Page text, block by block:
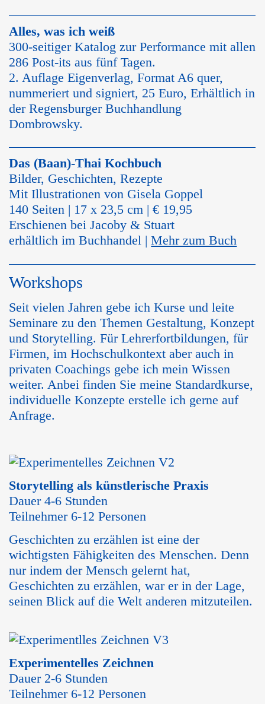
Alles, was ich weiß
300-seitiger Katalog zur Performance mit allen
286 Post-its aus fünf Tagen.
2. Auflage Eigenverlag, Format A6 quer,
nummeriert und signiert, 25 Euro, Erhältlich in
der Regensburger Buchhandlung
Dombrowsky.
Das (Baan)-Thai Kochbuch
Bilder, Geschichten, Rezepte
Mit Illustrationen von Gisela Goppel
140 Seiten | 17 x 23,5 cm | € 19,95
Erschienen bei Jacoby & Stuart
erhältlich im Buchhandel |Mehr zum Buch
Workshops
Seit vielen Jahren gebe ich Kurse und leite
Seminare zu den Themen Gestaltung, Konzept
und Storytelling. Für Lehrerfortbildungen, für
Firmen, im Hochschulkontext aber auch in
privaten Coachings gebe ich mein Wissen
weiter. Anbei finden Sie meine Standardkurse,
individuelle Konzepte erstelle ich gerne auf
Anfrage.
Storytelling als künstlerische Praxis
Dauer 4-6 Stunden
Teilnehmer 6-12 Personen
Geschichten zu erzählen ist eine der
wichtigsten Fähigkeiten des Menschen. Denn
nur indem der Mensch gelernt hat,
Geschichten zu erzählen, war er in der Lage,
seinen Blick auf die Welt anderen mitzuteilen.
Experimentelles Zeichnen
Dauer 2-6 Stunden
Teilnehmer 6-12 Personen